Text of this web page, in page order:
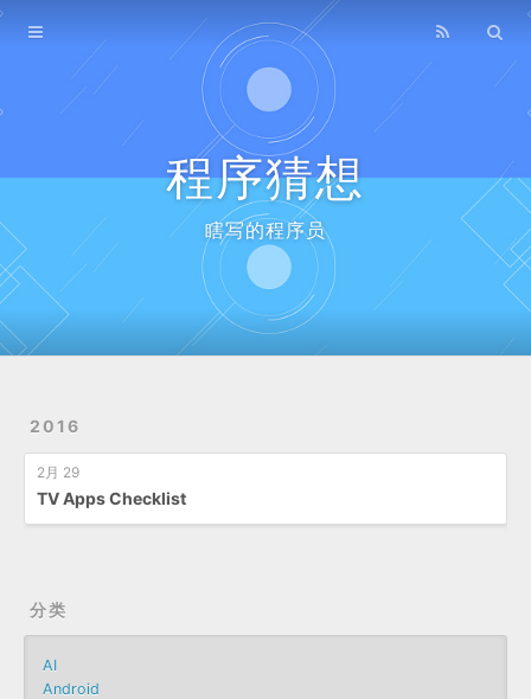
程序猜想
瞎写的程序员
2016
2月 29
TV Apps Checklist
分类
AI
Android
Home